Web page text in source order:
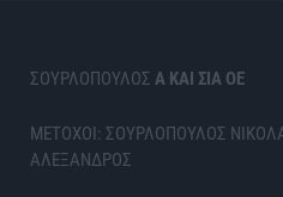
ΣΟΥΡΛΟΠΟΥΛΟΣ Α ΚΑΙ ΣΙΑ ΟΕ
ΜΕΤΟΧΟΙ: ΣΟΥΡΛΟΠΟΥΛΟΣ
ΑΛΕΞΑΝΔΡΟΣ